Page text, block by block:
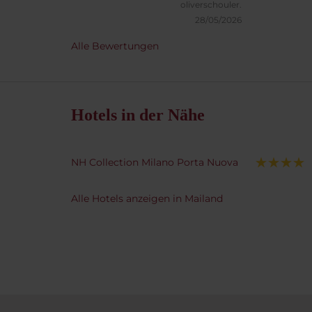
oliverschouler.
28/05/2026
Alle Bewertungen
Hotels in der Nähe
NH Collection Milano Porta Nuova
Alle Hotels anzeigen in Mailand